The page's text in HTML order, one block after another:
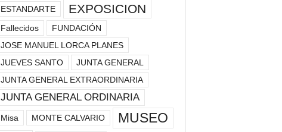
ESTANDARTE
EXPOSICION
Fallecidos
FUNDACIÓN
JOSE MANUEL LORCA PLANES
JUEVES SANTO
JUNTA GENERAL
JUNTA GENERAL EXTRAORDINARIA
JUNTA GENERAL ORDINARIA
Misa MONTE CALVARIO MUSEO